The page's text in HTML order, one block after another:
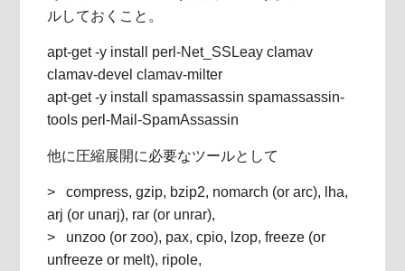
ルしておくこと。
apt-get -y install perl-Net_SSLeay clamav
clamav-devel clamav-milter
apt-get -y install spamassassin spamassassin-
tools perl-Mail-SpamAssassin
他に圧縮展開に必要なツールとして
> compress, gzip, bzip2, nomarch (or arc), lha,
arj (or unarj), rar (or unrar),
> unzoo (or zoo), pax, cpio, lzop, freeze (or
unfreeze or melt), ripole,